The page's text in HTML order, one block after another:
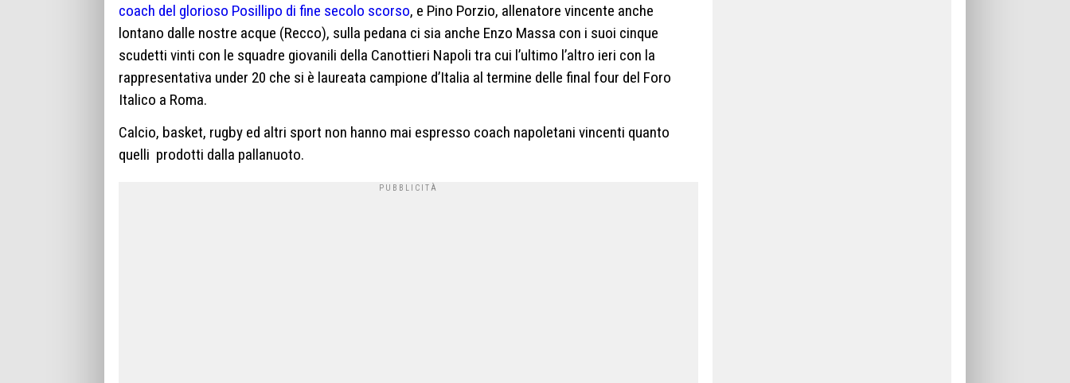
coach del glorioso Posillipo di fine secolo scorso, e Pino Porzio, allenatore vincente anche
lontano dalle nostre acque (Recco), sulla pedana ci sia anche Enzo Massa con i suoi cinque
scudetti vinti con le squadre giovanili della Canottieri Napoli tra cui l’ultimo l’altro ieri con la
rappresentativa under 20 che si è laureata campione d’Italia al termine delle final four del Foro
Italico a Roma.
Calcio, basket, rugby ed altri sport non hanno mai espresso coach napoletani vincenti quanto
quelli prodotti dalla pallanuoto.